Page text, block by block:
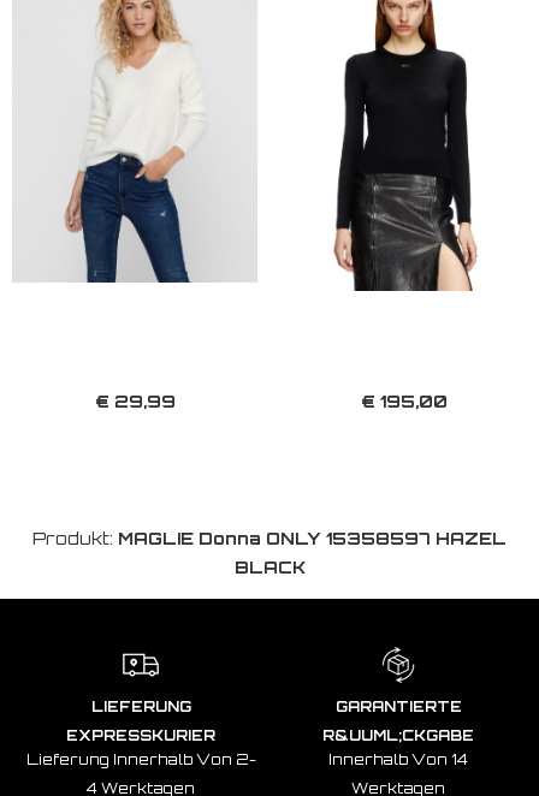
€ 29,99 € 195,00
Produkt: MAGLIE Donna ONLY 15358597 HAZEL
BLACK
LIEFERUNG
EXPRESSKURIER
Lieferung Innerhalb Von 2-
4 Werktagen
GARANTIERTE
R&UUML;CKGABE
Innerhalb Von 14
Werktagen